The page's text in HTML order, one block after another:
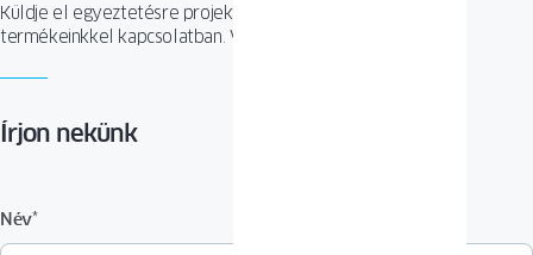
Küldje el egyeztetésre projektjét, vagy tegyen fel kérdést
termékeinkkel kapcsolatban. Várjuk megkeresését!
Írjon nekünk
Név*